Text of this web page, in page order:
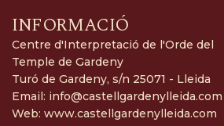
INFORMACIÓ
Centre d'Interpretació de l'Orde del
Temple de Gardeny
Turó de Gardeny, s/n 25071 - Lleida
Email: info@castellgardenylleida.com
Web: www.castellgardenylleida.com